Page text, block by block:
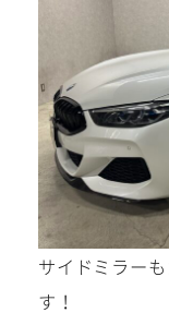
サイドミラー
す！